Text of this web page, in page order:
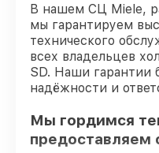
В нашем СЦ Miele,
мы гарантируем
технического
всех владельцев
SD. Наши гарантии
надёжности и
Мы гордимся